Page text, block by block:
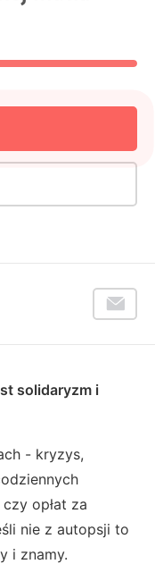
solidaryzm i
- kryzys,
opłat za
nie z autopsji to
i znamy.